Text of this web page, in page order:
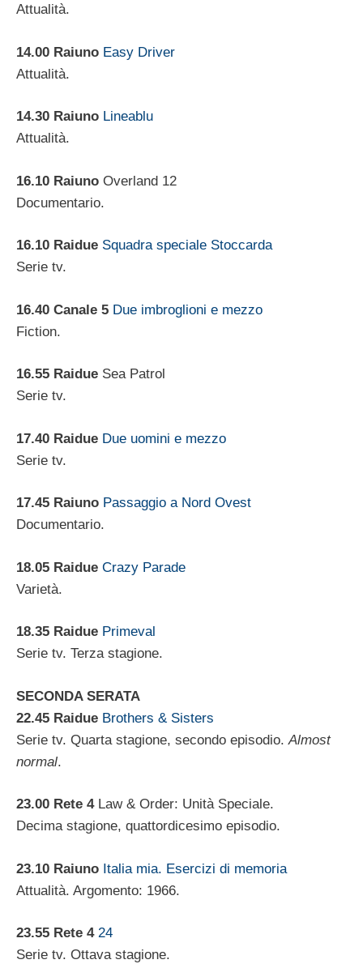
Attualità.
14.00 Raiuno Easy Driver
Attualità.
14.30 Raiuno Lineablu
Attualità.
16.10 Raiuno Overland 12
Documentario.
16.10 Raidue Squadra speciale Stoccarda
Serie tv.
16.40 Canale 5 Due imbroglioni e mezzo
Fiction.
16.55 Raidue Sea Patrol
Serie tv.
17.40 Raidue Due uomini e mezzo
Serie tv.
17.45 Raiuno Passaggio a Nord Ovest
Documentario.
18.05 Raidue Crazy Parade
Varietà.
18.35 Raidue Primeval
Serie tv. Terza stagione.
SECONDA SERATA
22.45 Raidue Brothers & Sisters
Serie tv. Quarta stagione, secondo episodio.Almost
normal.
23.00 Rete 4Law & Order: Unità Speciale.
Decima stagione, quattordicesimo episodio.
23.10 Raiuno Italia mia. Esercizi di memoria
Attualità. Argomento: 1966.
23.55 Rete 4 24
Serie tv. Ottava stagione.